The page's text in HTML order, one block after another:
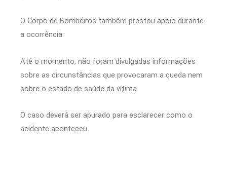
O Corpo de Bombeiros também prestou apoio durante
a ocorrência.
Até o momento, não foram divulgadas informações
sobre as circunstâncias que provocaram a queda nem
sobre o estado de saúde da vítima.
O caso deverá ser apurado para esclarecer como o
acidente aconteceu.